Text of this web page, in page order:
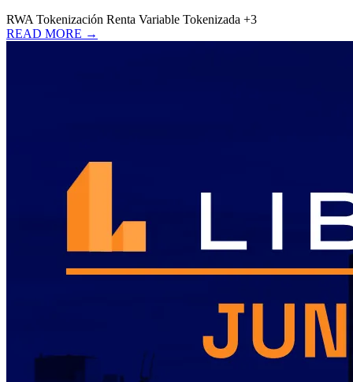
RWA Tokenización Renta Variable Tokenizada +3
READ MORE →